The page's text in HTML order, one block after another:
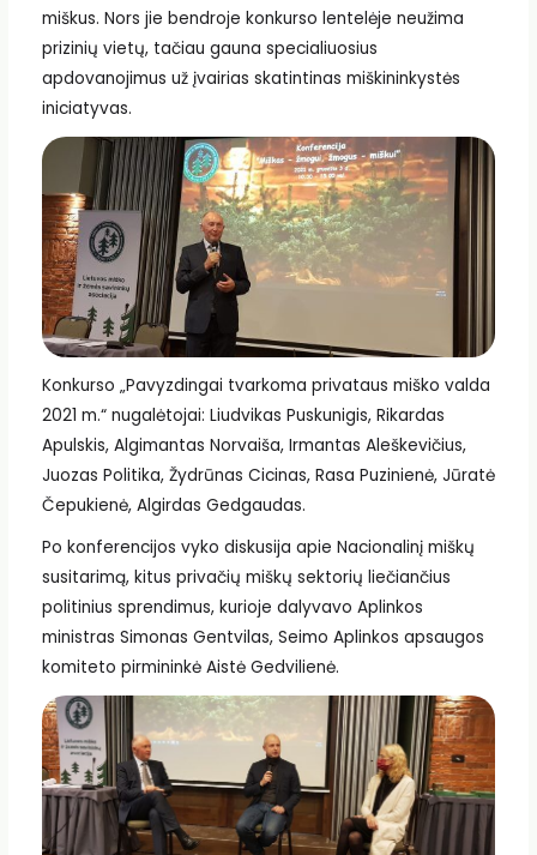
miškus. Nors jie bendroje konkurso lentelėje neužima
prizinių vietų, tačiau gauna specialiuosius
apdovanojimus už įvairias skatintinas miškininkystės
iniciatyvas.
Konkurso „Pavyzdingai tvarkoma privataus miško valda
2021 m.“ nugalėtojai: Liudvikas Puskunigis, Rikardas
Apulskis, Algimantas Norvaiša, Irmantas Aleškevičius,
Juozas Politika, Žydrūnas Cicinas, Rasa Puzinienė, Jūratė
Čepukienė, Algirdas Gedgaudas.
Po konferencijos vyko diskusija apie Nacionalinį miškų
susitarimą, kitus privačių miškų sektorių liečiančius
politinius sprendimus, kurioje dalyvavo Aplinkos
ministras Simonas Gentvilas, Seimo Aplinkos apsaugos
komiteto pirmininkė Aistė Gedvilienė.